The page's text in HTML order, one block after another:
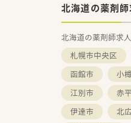
北海道の薬剤
北海道の薬剤師求
札幌市中央区
函館市
小
江別市
赤
伊達市
北